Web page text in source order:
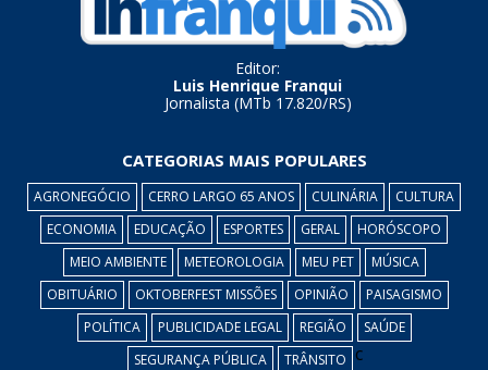
Editor:
Luis Henrique Franqui
Jornalista (MTb 17.820/RS)
CATEGORIAS MAIS POPULARES
AGRONEGÓCIO CERRO LARGO 65 ANOS CULINÁRIA
CULTURA
ECONOMIA
EDUCAÇÃO ESPORTES GERAL
HORÓSCOPO
MEIO AMBIENTE
METEOROLOGIA MEU PET
MÚSICA
OBITUÁRIO
OKTOBERFEST MISSÕES OPINIÃO
PAISAGISMO
POLÍTICA
PUBLICIDADE LEGAL REGIÃO
SAÚDE
SEGURANÇA PÚBLICA
TRÂNSITO c